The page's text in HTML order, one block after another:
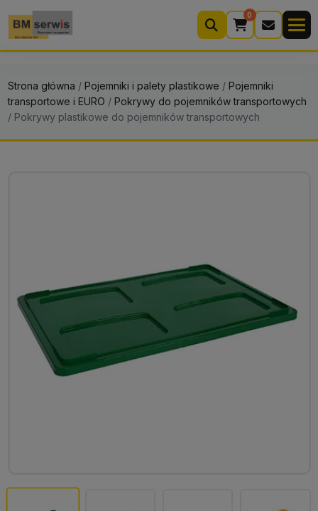
0
Moje konto Koszyk (0)
Strona główna / Pojemniki i palety plastikowe / Pojemniki
transportowe i EURO / Pokrywy do pojemników transportowych
/Pokrywy plastikowe do pojemników transportowych